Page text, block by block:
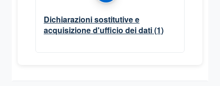
Dichiarazioni sostitutive e
acquisizione d'ufficio dei dati(1)